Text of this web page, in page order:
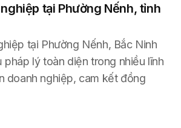
tại Phường Nếnh, tỉnh
tại Phường Nếnh, Bắc Ninh
pháp lý toàn diện trong nhiều lĩnh
doanh nghiệp, cam kết đồng